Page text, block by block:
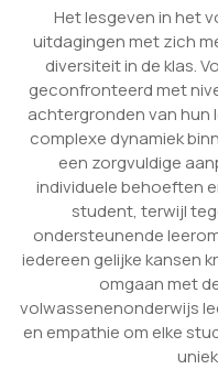
Het lesgeven in het
uitdagingen met zich
diversiteit in de klas.
geconfronteerd met
achtergronden van hun
complexe dynamiek
een zorgvuldige
individuele behoeften
student, terwijl
ondersteunende
iedereen gelijke kansen
omgaan met
volwassenenonderwijs
en empathie om elke